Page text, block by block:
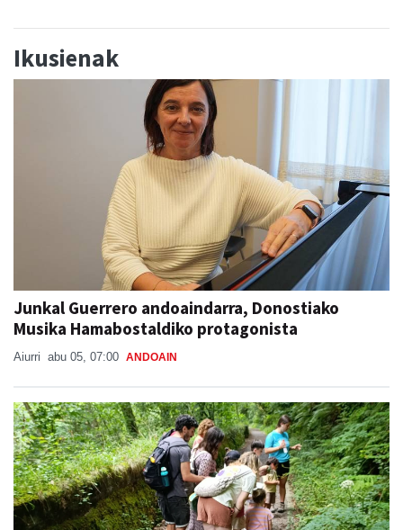
Ikusienak
Junkal Guerrero andoaindarra, Donostiako
Musika Hamabostaldiko protagonista
Aiurri abu 05, 07:00 ANDOAIN